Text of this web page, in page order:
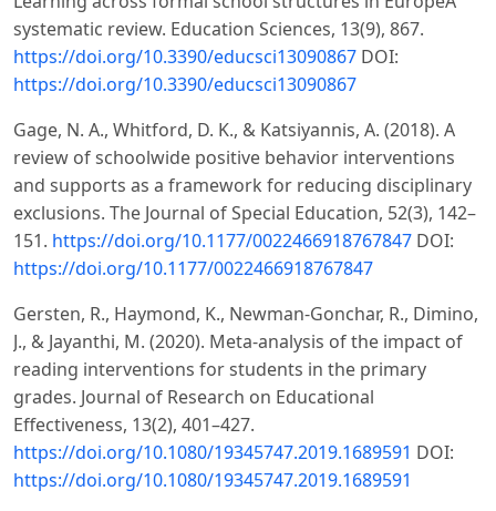
systematic review. Education Sciences, 13(9), 867.
https://doi.org/10.3390/educsci13090867 DOI:
https://doi.org/10.3390/educsci13090867
Gage, N. A., Whitford, D. K., & Katsiyannis, A. (2018). A
review of schoolwide positive behavior interventions
and supports as a framework for reducing disciplinary
exclusions. The Journal of Special Education, 52(3), 142–
151. https://doi.org/10.1177/0022466918767847 DOI:
https://doi.org/10.1177/0022466918767847
Gersten, R., Haymond, K., Newman-Gonchar, R., Dimino,
J., & Jayanthi, M. (2020). Meta-analysis of the impact of
reading interventions for students in the primary
grades. Journal of Research on Educational
Effectiveness, 13(2), 401–427.
https://doi.org/10.1080/19345747.2019.1689591 DOI:
https://doi.org/10.1080/19345747.2019.1689591